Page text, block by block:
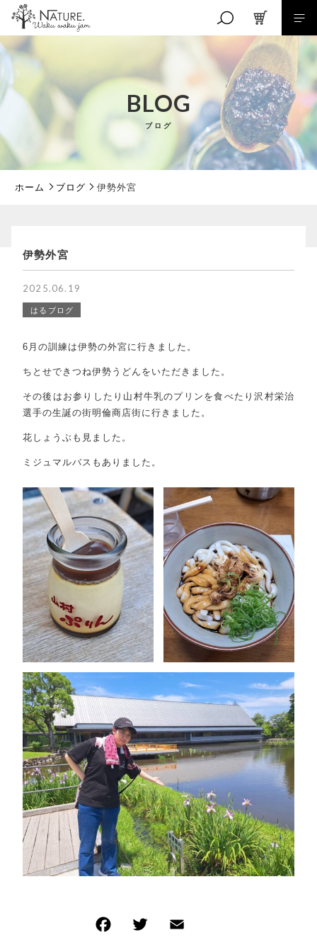
商品ランキング
イベント商品
NEW ITEM
新着商品
PRODUCTS
CHECKED PRODUCTS
最近チェックした商品
ORDER HISTORY
注文履歴
SHOPPING GUIDE
ショッピングガイド
TOPICS
お知らせ
BLOG
ブログ
CONTACT
お問い合わせ
Wakuwakujam recipe collection
わくわくジャムを使ったレシピ集
プライバシーポリシー 特定商取引法に基づく表記
BLOG
ブログ
ホーム ブログ 伊勢外宮
伊勢外宮
2025.06.19
はるブログ
6月の訓練は伊勢の外宮に行きました。
ちとせできつね伊勢うどんをいただきました。
その後はお参りしたり山村牛乳のプリンを食べたり沢村栄治
選手の生誕の街明倫商店街に行きました。
花しょうぶも見ました。
ミジュマルバスもありました。
こだわり検索
親カテゴリ
価格帯
その他
在庫あり セール
並び順